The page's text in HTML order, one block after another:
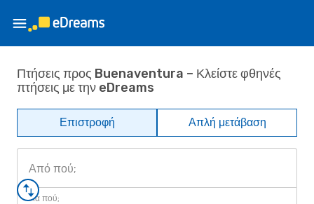
Πτήσεις προς Buenaventura – Κλείστε φθηνές
πτήσεις με την eDreams
Επιστροφή Απλή μετάβαση
Από πού;
Για πού;